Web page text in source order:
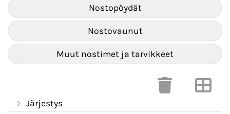
Nostopöydät
Nostovaunut
Muut nostimet ja tarvikkeet
Järjestys